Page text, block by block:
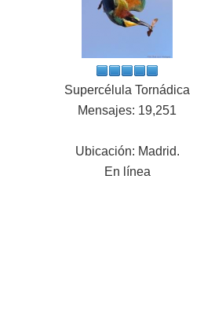
Supercélula Tornádica
Mensajes: 19,251
Ubicación: Madrid.
En línea